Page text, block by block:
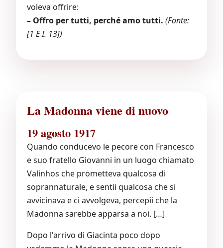
voleva offrire:
– Offro per tutti, perché amo tutti. (Fonte:
[1 E I. 13])
La Madonna viene di nuovo
19 agosto 1917
Quando conducevo le pecore con Francesco
e suo fratello Giovanni in un luogo chiamato
Valinhos che prometteva qualcosa di
soprannaturale, e sentii qualcosa che si
avvicinava e ci avvolgeva, percepii che la
Madonna sarebbe apparsa a noi. […]
Dopo l'arrivo di Giacinta poco dopo